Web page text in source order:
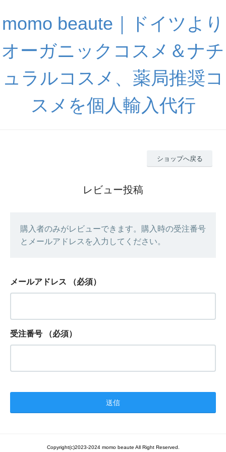
momo beaute｜ドイツより
オーガニックコスメ＆ナチ
ュラルコスメ、薬局推奨コ
スメを個人輸入代行
ショップへ戻る
レビュー投稿
購入者のみがレビューできます。購入時の受注番号
とメールアドレスを入力してください。
メールアドレス （必須）
受注番号 （必須）
Copyright(c)2023-2024 momo beaute All Right Reserved.